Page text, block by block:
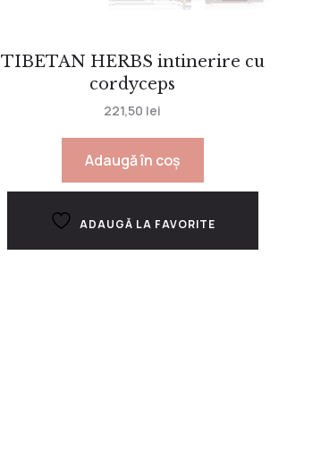
TIBETAN HERBS intinerire cu
cordyceps
221,50 lei
Adaugă în coș
ADAUGĂ LA FAVORITE